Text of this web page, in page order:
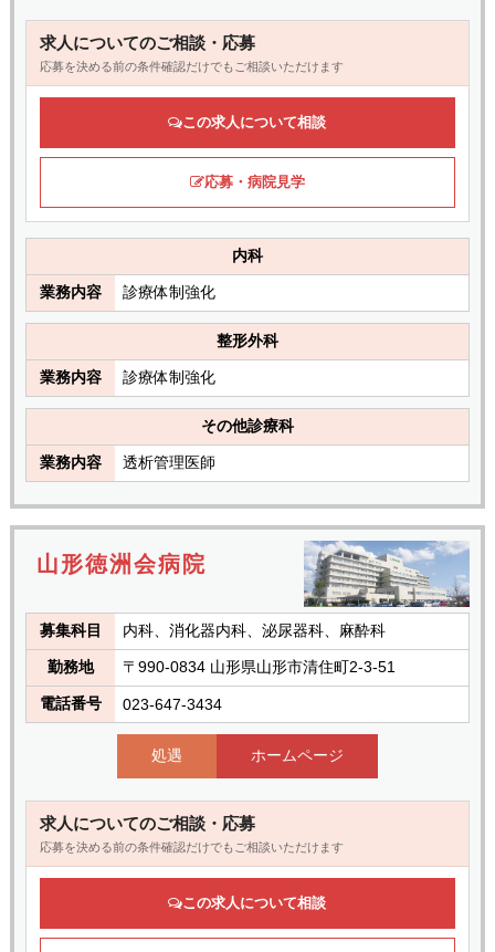
求人についてのご相談・応募
応募を決める前の条件確認だけでもご相談いただけます
この求人について相談
応募・病院見学
内科
業務内容 診療体制強化
整形外科
業務内容 診療体制強化
その他診療科
業務内容 透析管理医師
山形徳洲会病院
募集科目 内科、消化器内科、泌尿器科、麻酔科
勤務地 〒990-0834 山形県山形市清住町2-3-51
電話番号 023-647-3434
処遇 ホームページ
求人についてのご相談・応募
応募を決める前の条件確認だけでもご相談いただけます
この求人について相談